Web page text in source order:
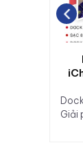
Giải